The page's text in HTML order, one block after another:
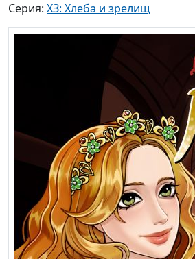
Серия: ХЗ: Хлеба и зрелищ